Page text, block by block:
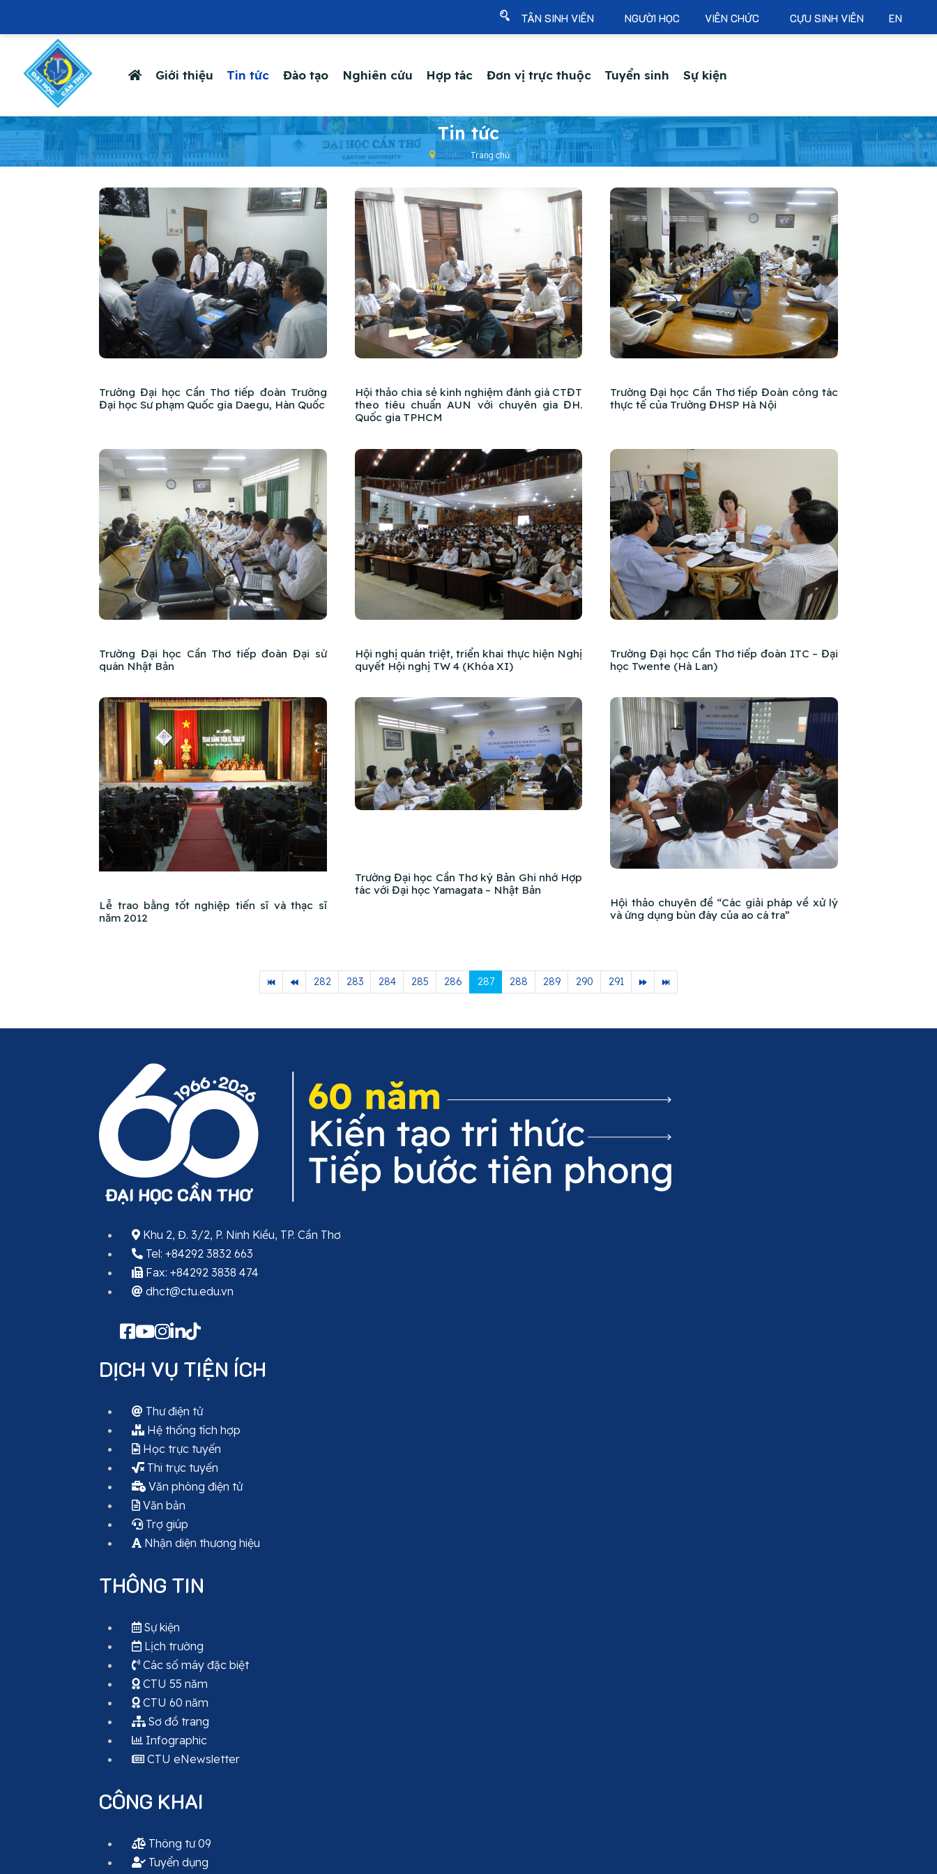
TÂN SINH VIÊN NGƯỜI HỌC VIÊN CHỨC CỰU SINH VIÊN EN
Giới thiệu Tin tức Đào tạo Nghiên cứu Hợp tác Đơn vị trực thuộc Tuyển sinh Sự kiện
- Tin tức
Trang chủ
Trường Đại học Cần Thơ tiếp đoàn Trường
Đại học Sư phạm Quốc gia Daegu, Hàn Quốc
Hội thảo chia sẻ kinh nghiệm đánh giá CTĐT
theo tiêu chuẩn AUN với chuyên gia ĐH.
Quốc gia TPHCM
Trường Đại học Cần Thơ tiếp Đoàn công tác
thực tế của Trường ĐHSP Hà Nội
Trường Đại học Cần Thơ tiếp đoàn Đại sứ
quán Nhật Bản
Hội nghị quán triệt, triển khai thực hiện Nghị
quyết Hội nghị TW 4 (Khóa XI)
Trường Đại học Cần Thơ tiếp đoàn ITC – Đại
học Twente (Hà Lan)
Lễ trao bằng tốt nghiệp tiến sĩ và thạc sĩ
năm 2012
Trường Đại học Cần Thơ ký Bản Ghi nhớ Hợp
tác với Đại học Yamagata – Nhật Bản
Hội thảo chuyên đề “Các giải pháp về xử lý
và ứng dụng bùn đáy của ao cá tra”
282 283 284 285 286 287 288 289 290 291
Khu 2, Đ. 3/2, P. Ninh Kiều, TP. Cần Thơ
Tel: +84292 3832 663
Fax: +84292 3838 474
dhct@ctu.edu.vn
DỊCH VỤ TIỆN ÍCH
Thư điện tử
Hệ thống tích hợp
Học trực tuyến
Thi trực tuyến
Văn phòng điện tử
Văn bản
Trợ giúp
Nhận diện thương hiệu
THÔNG TIN
Sự kiện
Lịch trường
Các số máy đặc biệt
CTU 55 năm
CTU 60 năm
Sơ đồ trang
Infographic
CTU eNewsletter
CÔNG KHAI
Thông tư 09
Tuyển dụng